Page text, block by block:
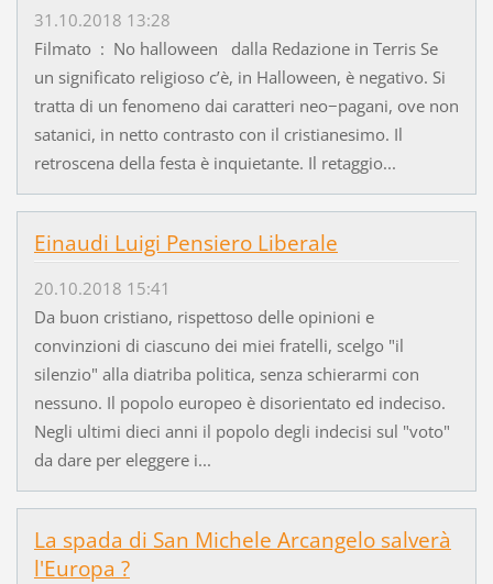
31.10.2018 13:28
Filmato : No halloween dalla Redazione in Terris Se
un significato religioso c’è, in Halloween, è negativo. Si
tratta di un fenomeno dai caratteri neo−pagani, ove non
satanici, in netto contrasto con il cristianesimo. Il
retroscena della festa è inquietante. Il retaggio...
Einaudi Luigi Pensiero Liberale
20.10.2018 15:41
Da buon cristiano, rispettoso delle opinioni e
convinzioni di ciascuno dei miei fratelli, scelgo "il
silenzio" alla diatriba politica, senza schierarmi con
nessuno. Il popolo europeo è disorientato ed indeciso.
Negli ultimi dieci anni il popolo degli indecisi sul "voto"
da dare per eleggere i...
La spada di San Michele Arcangelo salverà
l'Europa ?